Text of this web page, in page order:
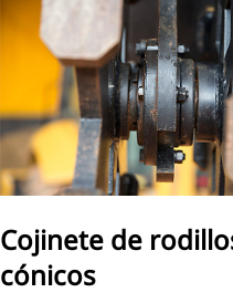
Cojinete de
cónicos